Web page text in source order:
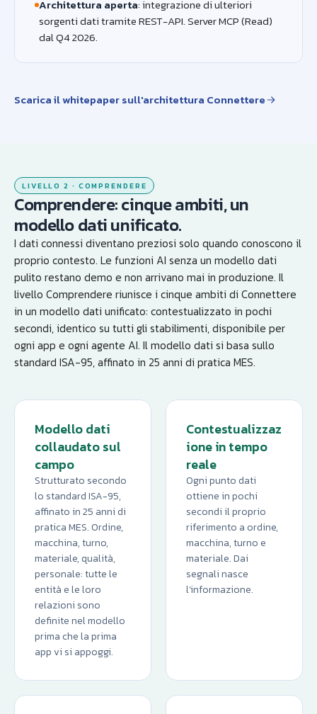
Architettura aperta: integrazione di ulteriori
sorgenti dati tramite REST-API. Server MCP (Read)
dal Q4 2026.
Scarica il whitepaper sull'architettura Connettere
LIVELLO 2 · COMPRENDERE
Comprendere: cinque ambiti, un
modello dati unificato.
I dati connessi diventano preziosi solo quando conoscono il
proprio contesto. Le funzioni AI senza un modello dati
pulito restano demo e non arrivano mai in produzione. Il
livello Comprendere riunisce i cinque ambiti di Connettere
in un modello dati unificato: contestualizzato in pochi
secondi, identico su tutti gli stabilimenti, disponibile per
ogni app e ogni agente AI. Il modello dati si basa sullo
standard ISA-95, affinato in 25 anni di pratica MES.
Modello dati
collaudato sul
campo
Strutturato secondo
lo standard ISA-95,
affinato in 25 anni di
pratica MES. Ordine,
macchina, turno,
materiale, qualità,
personale: tutte le
entità e le loro
relazioni sono
definite nel modello
prima che la prima
app vi si appoggi.
Contestualizzaz
ione in tempo
reale
Ogni punto dati
ottiene in pochi
secondi il proprio
riferimento a ordine,
macchina, turno e
materiale. Dai
segnali nasce
l'informazione.